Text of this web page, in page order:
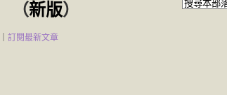
（新版）
訂閱最新文章